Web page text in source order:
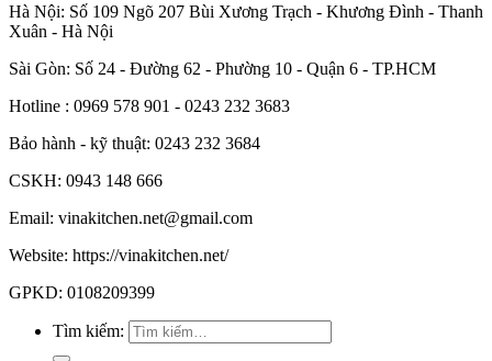
Hà Nội: Số 109 Ngõ 207 Bùi Xương Trạch - Khương Đình - Thanh
Xuân - Hà Nội
Sài Gòn: Số 24 - Đường 62 - Phường 10 - Quận 6 - TP.HCM
Hotline : 0969 578 901 - 0243 232 3683
Bảo hành - kỹ thuật: 0243 232 3684
CSKH: 0943 148 666
Email: vinakitchen.net@gmail.com
Website: https://vinakitchen.net/
GPKD: 0108209399
Tìm kiếm: